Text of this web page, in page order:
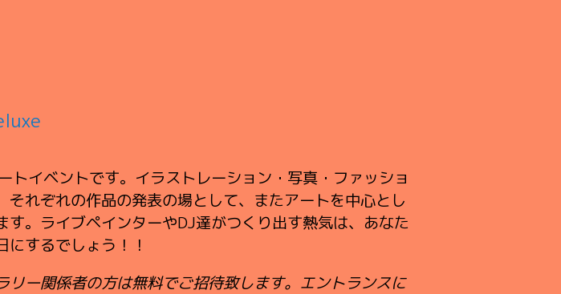
トイベントです。イラストレーション・写真・ファッショ
れぞれの作品の発表の場として、またアートを中心とし
。ライブペインターやDJ達がつくり出す熱気は、あなた
するでしょう！！
ー関係者の方は無料でご招待致します。エントランスに